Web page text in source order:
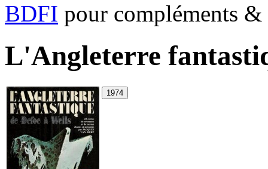
BDFI pour compléments
L'Angleterre